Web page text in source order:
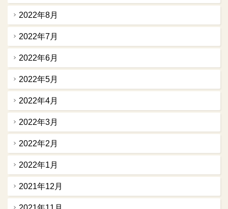
2022年8月
2022年7月
2022年6月
2022年5月
2022年4月
2022年3月
2022年2月
2022年1月
2021年12月